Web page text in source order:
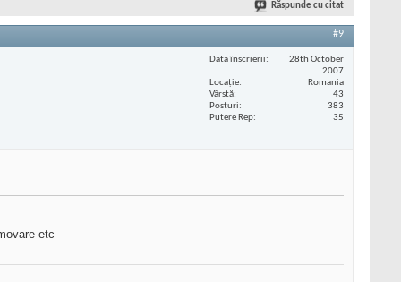
Răspunde cu citat
#9
Data înscrierii
28th October
2007
Locaţie
Romania
Vârstă
43
Posturi
383
Putere Rep
35
etc